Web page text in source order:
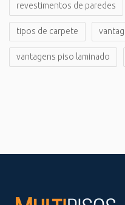
revestimentos de paredes
tipos de carpete
vantagens piso laminado